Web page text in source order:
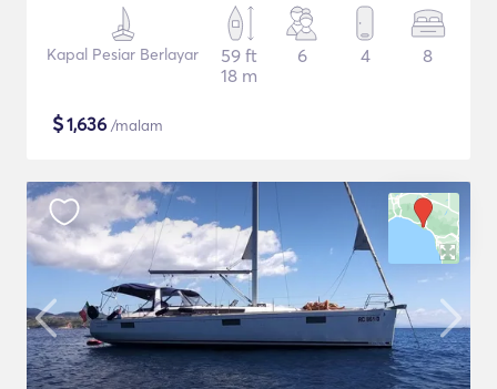
Kapal Pesiar Berlayar
59 ft
18 m
6 4 8
$1,636 /malam